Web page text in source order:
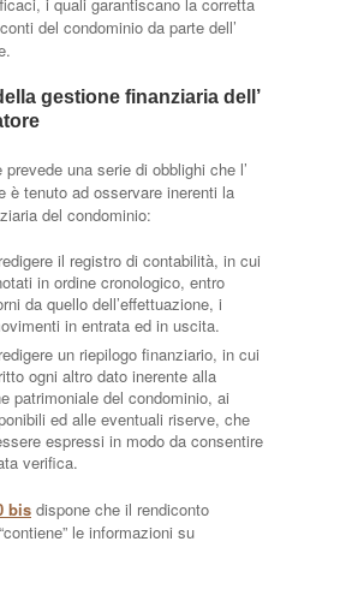
del condominio da parte dell’
gestione finanziaria dell’
una serie di obblighi che l’
è tenuto ad osservare inerenti la
del condominio:
il registro di contabilità, in cui
in ordine cronologico, entro
da quello dell’effettuazione, i
in entrata ed in uscita.
un riepilogo finanziario, in cui
ogni altro dato inerente alla
patrimoniale del condominio, ai
ed alle eventuali riserve, che
espressi in modo da consentire
verifica.
bis dispone che il rendiconto
le informazioni su